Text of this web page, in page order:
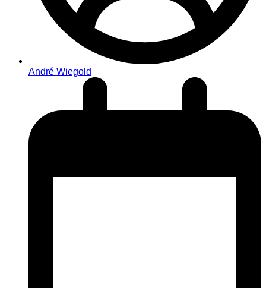
André Wiegold